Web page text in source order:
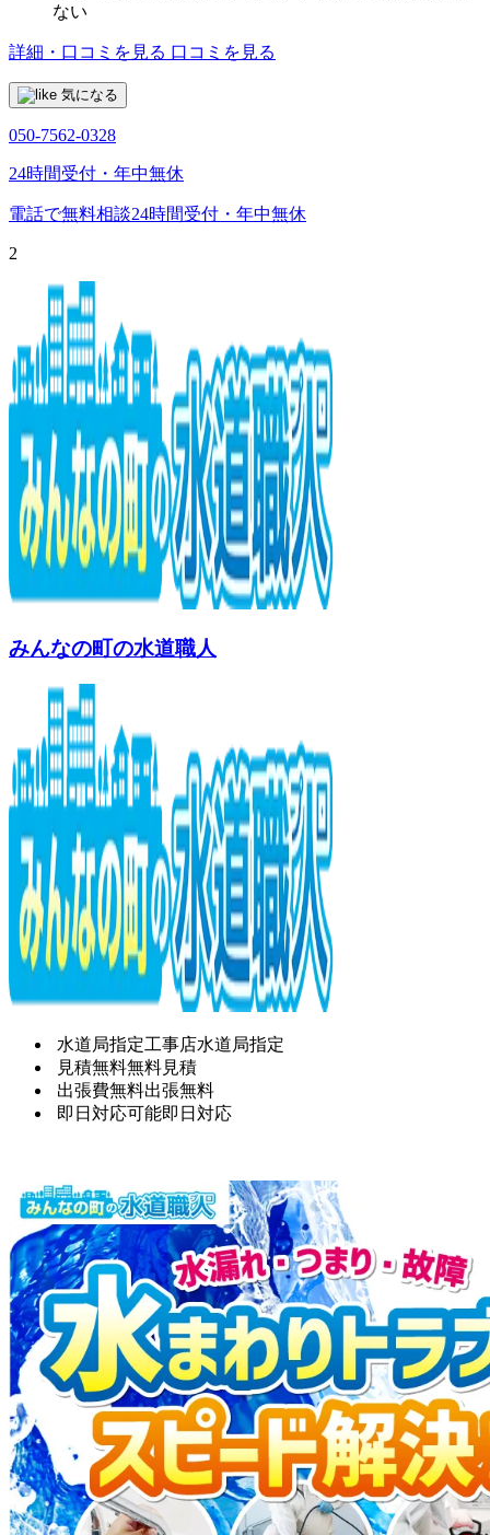
ない
詳細・口コミを見る 口コミを見る
気になる
050-7562-0328
24時間受付・年中無休
電話で無料相談24時間受付・年中無休
2
みんなの町の水道職人
水道局指定工事店水道局指定
見積無料無料見積
出張費無料出張無料
即日対応可能即日対応